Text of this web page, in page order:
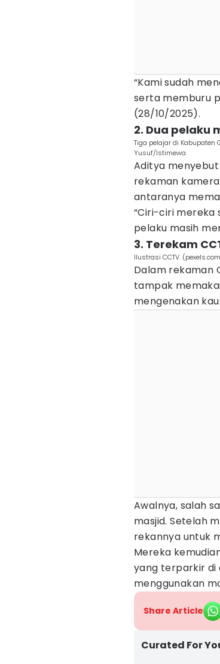
“Kami sudah
serta memburu
(28/10/2025).
2. Dua pelaku
Tiga pelajar di Kabupaten
Yusuf/Istimewa
Aditya
rekaman
antaranya
“Ciri-ciri mereka
pelaku masih
3. Terekam
Ilustrasi CCTV.
Dalam rekaman
tampak
mengenakan
Awalnya, salah
masjid. Setelah
rekannya untuk
Mereka
yang terparkir di
menggunakan
Share Article
Curated For